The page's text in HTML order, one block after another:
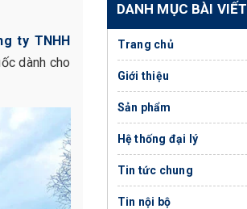
ty TNHH
dành cho
DANH MỤC BÀI VIẾT
Trang chủ
Giới thiệu
Sản phẩm
Hệ thống đại lý
Tin tức chung
Tin nội bộ